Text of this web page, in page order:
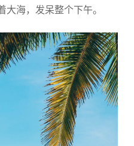
海，发呆整个下午。